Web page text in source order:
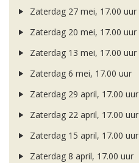
Zaterdag 27 mei, 17.00 uur
Zaterdag 20 mei, 17.00 uur
Zaterdag 13 mei, 17.00 uur
Zaterdag 6 mei, 17.00 uur
Zaterdag 29 april, 17.00 uur
Zaterdag 22 april, 17.00 uur
Zaterdag 15 april, 17.00 uur
Zaterdag 8 april, 17.00 uur